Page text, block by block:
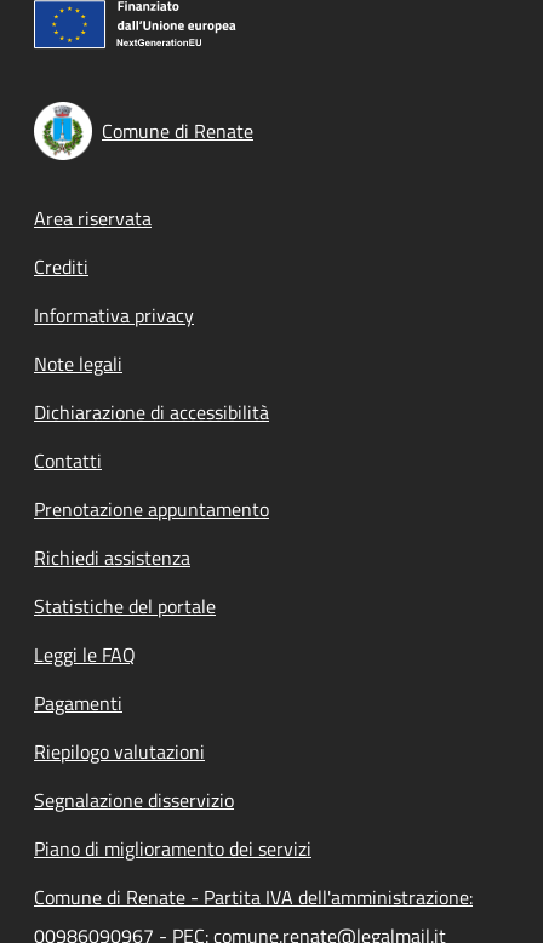
Comune di Renate
Footer menu
Area riservata
Crediti
Informativa privacy
Note legali
Dichiarazione di accessibilità
Contatti
Prenotazione appuntamento
Richiedi assistenza
Statistiche del portale
Leggi le FAQ
Pagamenti
Riepilogo valutazioni
Segnalazione disservizio
Piano di miglioramento dei servizi
Comune di Renate - Partita IVA dell'amministrazione:
00986090967 - PEC: comune.renate@legalmail.it